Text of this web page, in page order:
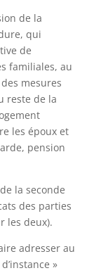
de la
qui
de
familiales, au
mesures
reste de la
les époux et
pension
la seconde
des parties
les deux).
adresser au
»